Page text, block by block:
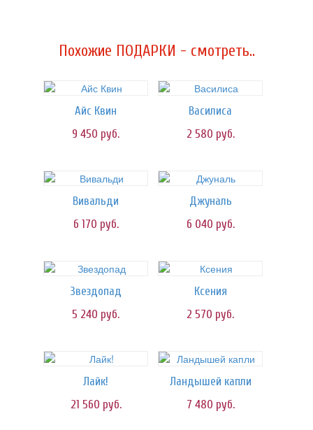
Похожие ПОДАРКИ - смотреть..
Айс Квин
9 450 руб.
Василиса
2 580 руб.
Вивальди
6 170 руб.
Джуналь
6 040 руб.
Звездопад
5 240 руб.
Ксения
2 570 руб.
Лайк!
21 560 руб.
Ландышей капли
7 480 руб.